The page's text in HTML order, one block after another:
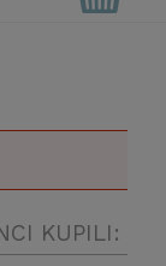
KUPILI: